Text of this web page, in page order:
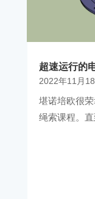
超速运行的
2022年11月
堪诺培欧很
绳索课程。直